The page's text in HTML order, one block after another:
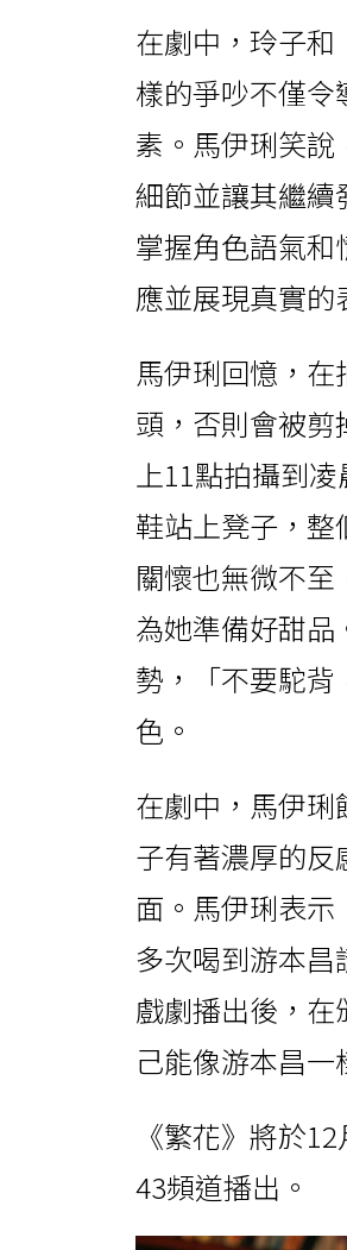
在劇中，玲子
樣的爭吵不僅
素。馬伊琍笑
細節並讓其繼續
掌握角色語氣
應並展現真實的
馬伊琍回憶，
頭，否則會被
上11點拍攝到
鞋站上凳子，
關懷也無微不
為她準備好甜
勢，「不要駝
色。
在劇中，馬伊
子有著濃厚的
面。馬伊琍表
多次喝到游本
戲劇播出後，
己能像游本昌一
《繁花》將於
43頻道播出。